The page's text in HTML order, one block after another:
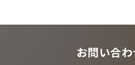
お問い合わ